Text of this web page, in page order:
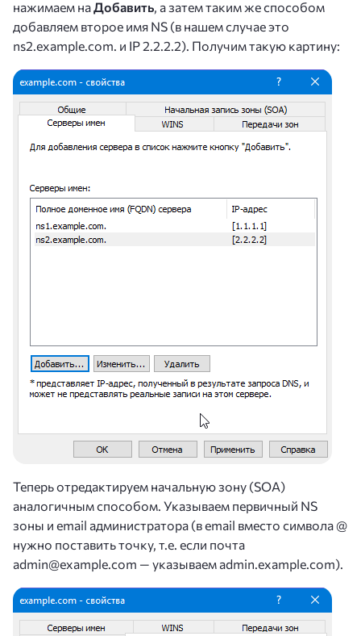
нажимаем наДобавить, а затем таким же способом
добавляем второе имя NS (в нашем случае это
ns2.example.com. и IP 2.2.2.2). Получим такую картину:
Теперь отредактируем начальную зону (SOA)
аналогичным способом. Указываем первичный NS
зоны и email администратора (в email вместо символа @
нужно поставить точку, т.е. если почта
admin@example.com — указываем admin.example.com).